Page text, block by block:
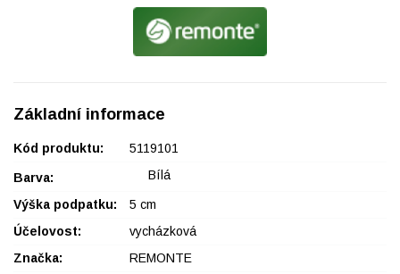
Základní informace
Kód produktu: 5119101
Barva: Bílá
Výška podpatku:
5 cm
Účelovost:
vycházková
Značka:
REMONTE